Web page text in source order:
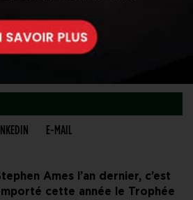
E-MAIL
Ames l’an dernier, c’est
cette année le Trophée